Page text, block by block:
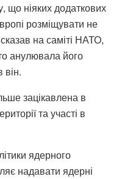
що ніяких додаткових
розміщувати не
на саміті НАТО,
анулювала його
він.
зацікавлена в
та участі в
ядерного
надавати ядерні